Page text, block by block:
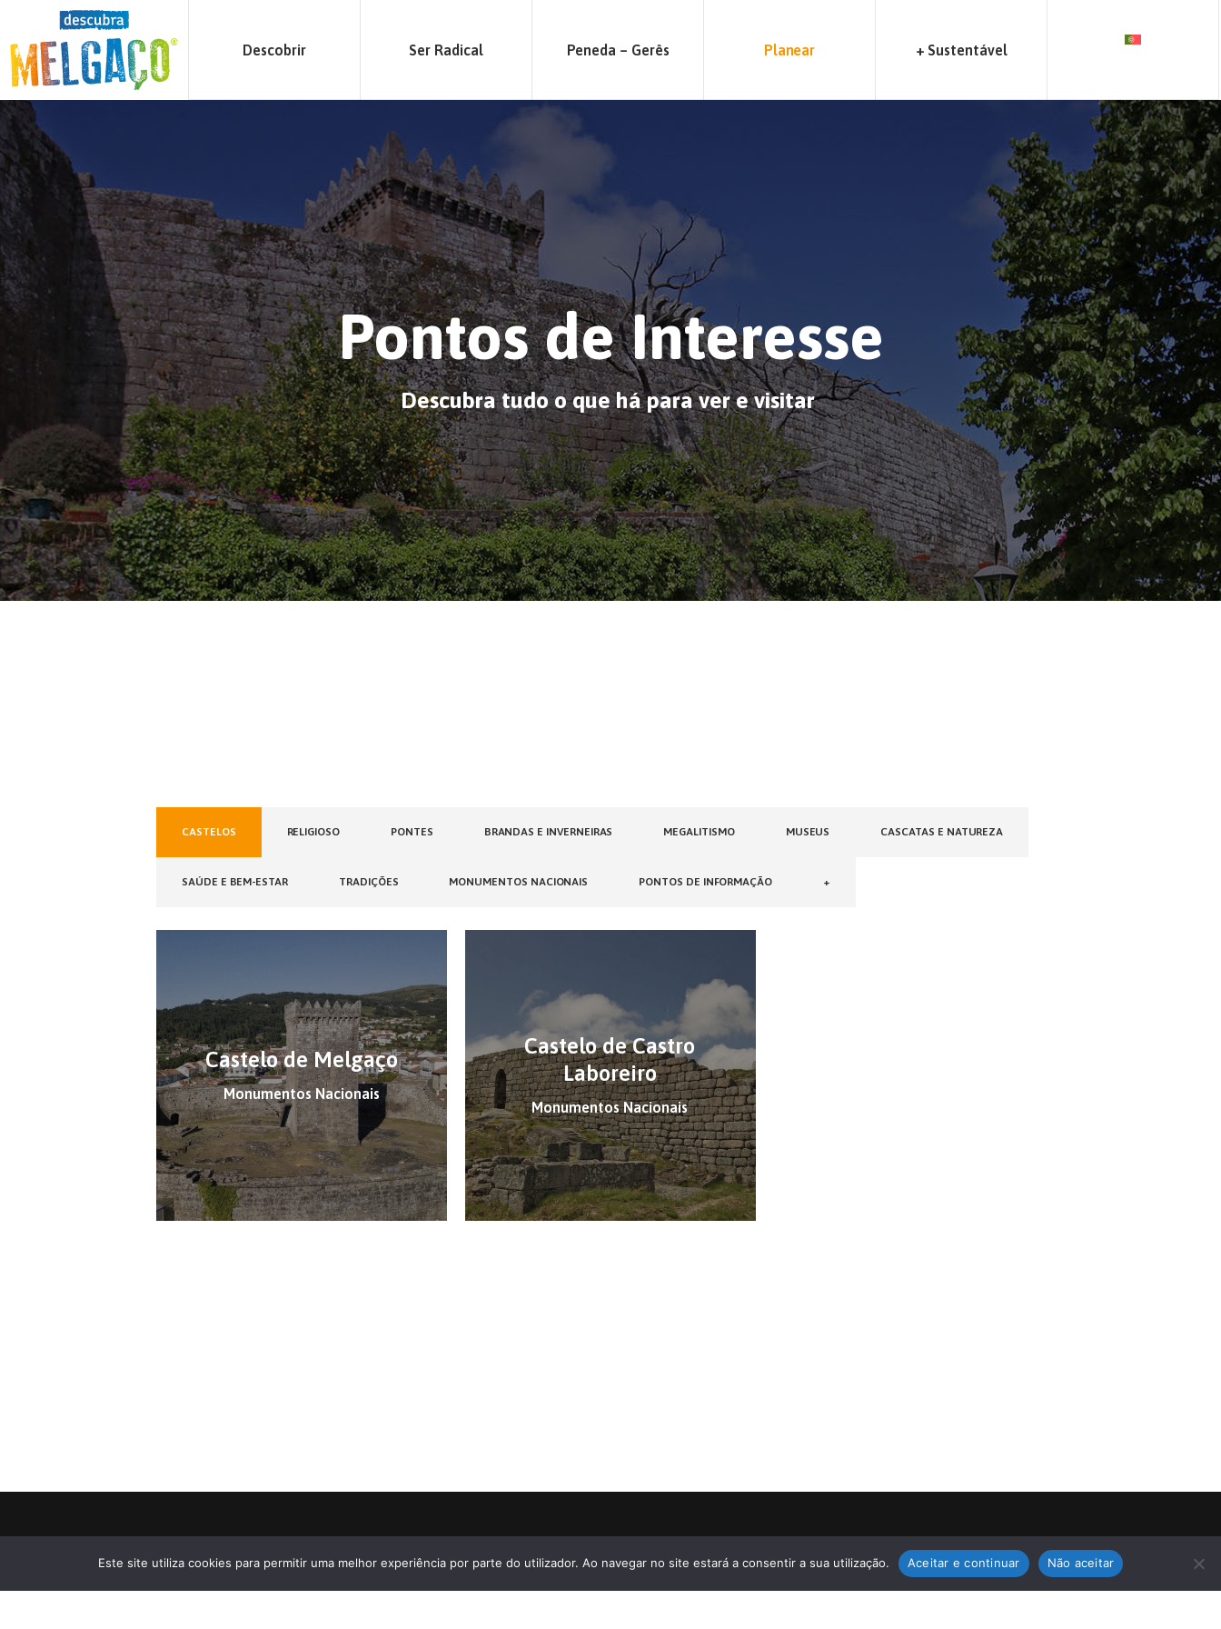
Descobrir Ser Radical Peneda – Gerês Planear + Sustentável
Pontos de Interesse
Descubra tudo o que há para ver e visitar
CASTELOS RELIGIOSO PONTES BRANDAS E INVERNEIRAS MEGALITISMO MUSEUS CASCATAS E NATUREZA
SAÚDE E BEM-ESTAR TRADIÇÕES MONUMENTOS NACIONAIS PONTOS DE INFORMAÇÃO +
Castelo de Melgaço
Monumentos Nacionais
Castelo de Castro
Laboreiro
Monumentos Nacionais
Este site utiliza cookies para permitir uma melhor experiência por parte do utilizador. Ao navegar no site estará a consentir a sua utilização. Aceitar e continuar Não aceitar